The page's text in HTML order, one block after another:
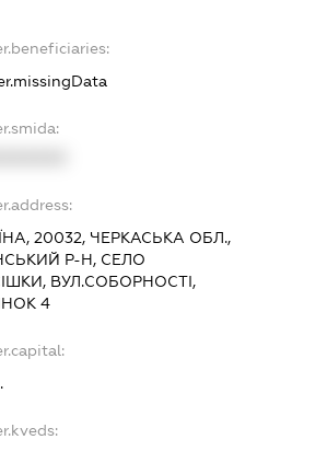
20032, ЧЕРКАСЬКА ОБЛ.,
Р-Н, СЕЛО
ВУЛ.СОБОРНОСТІ,
4